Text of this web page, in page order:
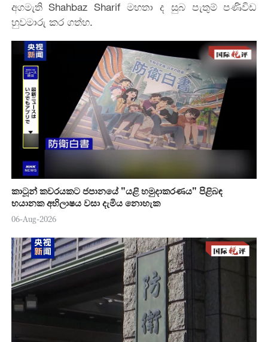
අගමැති Shahbaz Sharif මහතා ද සුබ පැතුම් පණිවිඩ
හුවමාරු කර ගත්හ.
කාටූන් කවරයකට ජපානයේ "යළි හමුදාකරණය" පිළිබඳ
භයානක අභිලාෂය වසා දැමිය නොහැක
06-Aug-2026